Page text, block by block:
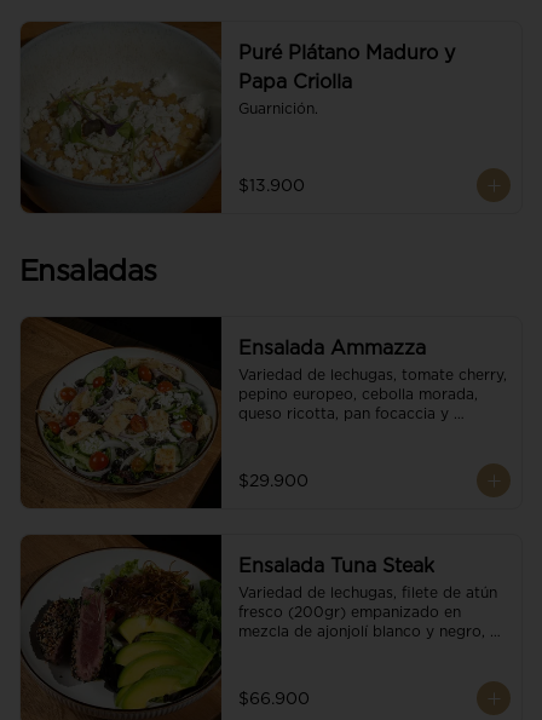
Puré Plátano Maduro y
Papa Criolla
Guarnición.
$13.900
Ensaladas
Ensalada Ammazza
Variedad de lechugas, tomate cherry,
pepino europeo, cebolla morada,
queso ricotta, pan focaccia y
$29.900
Ensalada Tuna Steak
Variedad de lechugas, filete de atún
fresco (200gr) empanizado en
mezcla de ajonjolí blanco y negro,
parmesano, puerro crocante y
reducción de balsámico.
$66.900